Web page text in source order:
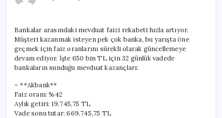
650
Bin
TL’nin
Aylık
Bankalar arasındaki mevduat faizi rekabeti hızla artıyor.
Müşteri kazanmak isteyen pek çok banka, bu yarışta öne
geçmek için faiz oranlarını sürekli olarak güncellemeye
devam ediyor. İşte 650 bin TL için 32 günlük vadede
bankaların sunduğu mevduat kazançları:
– **Akbank**
Faiz oranı: %42
Aylık getiri: 19.745,75 TL
Vade sonu tutar: 669.745,75 TL